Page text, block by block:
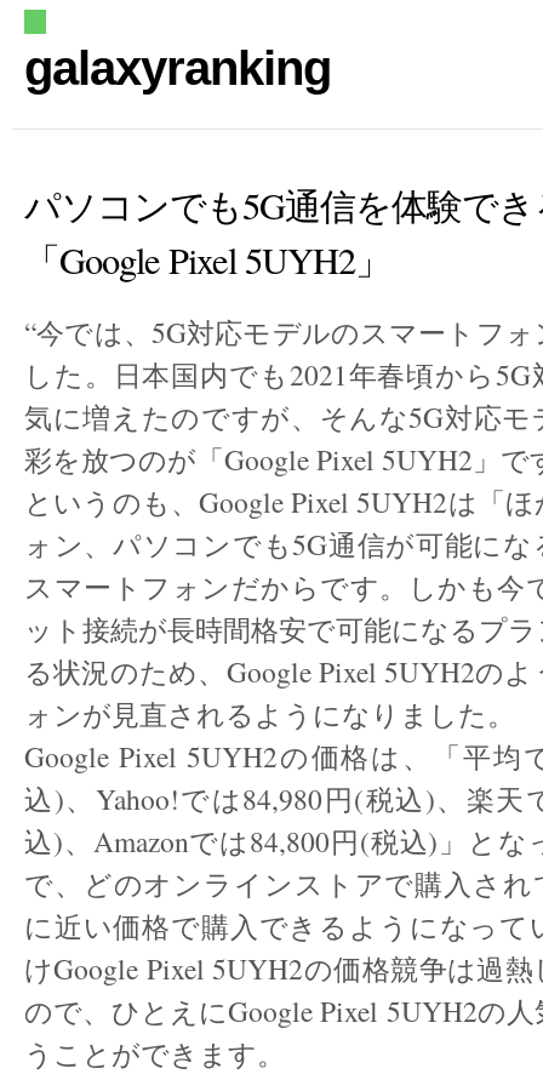
galaxyranking
パソコンでも5G通信を体験で
「Google Pixel 5UYH2」
“今では、5G対応モデルのスマートフ
した。日本国内でも2021年春頃から
気に増えたのですが、そんな5G対応
彩を放つのが「Google Pixel 5UYH2」で
というのも、Google Pixel 5UYH2は「
ォン、パソコンでも5G通信が可能に
スマートフォンだからです。しかも今
ット接続が長時間格安で可能になるプ
る状況のため、Google Pixel 5UYH2の
ォンが見直されるようになりました。
Google Pixel 5UYH2の価格は、「平均
込)、Yahoo!では84,980円(税込)、楽天
込)、Amazonでは84,800円(税込)」と
で、どのオンラインストアで購入され
に近い価格で購入できるようになって
けGoogle Pixel 5UYH2の価格競争は過
ので、ひとえにGoogle Pixel 5UYH2の
うことができます。